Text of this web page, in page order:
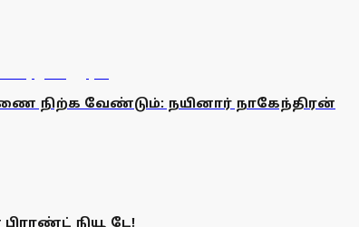
நிற்க வேண்டும்: நயினார் நாகேந்திரன்
நியூ டே!